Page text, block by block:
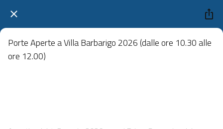
Porte Aperte a Villa Barbarigo 2026 (dalle ore 10.30 alle
ore 12.00)